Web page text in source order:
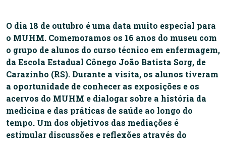
O dia 18 de outubro é uma data muito especial para
o MUHM. Comemoramos os 16 anos do museu com
o grupo de alunos do curso técnico em enfermagem,
da Escola Estadual Cônego João Batista Sorg, de
Carazinho (RS). Durante a visita, os alunos tiveram
a oportunidade de conhecer as exposições e os
acervos do MUHM e dialogar sobre a história da
medicina e das práticas de saúde ao longo do
tempo. Um dos objetivos das mediações é
estimular discussões e reflexões através do